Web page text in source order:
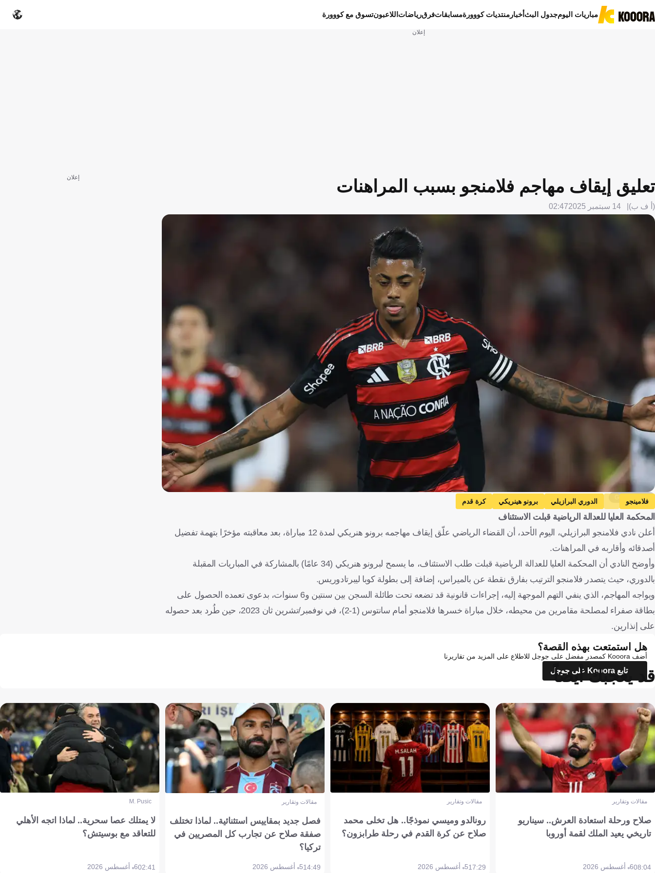
مباريات اليومجدول البثأخبار منتديات كووورةمسابقاتفرقرياضات اللاعبونتسوق مع كووورة
إعلان
تعليق إيقاف مهاجم فلامنجو بسبب المراهنات
(أ ف ب) 14 سبتمبر 2025 02:47
Getty Images
فلامينجو الدوري البرازيلي برونو هينريكي كرة قدم
المحكمة العليا للعدالة الرياضية قبلت الاستئناف
أعلن نادي فلامنجو البرازيلي، اليوم الأحد، أن القضاء الرياضي علّق إيقاف مهاجمه برونو هنريكي لمدة 12 مباراة، بعد معاقبته مؤخرًا بتهمة تفضيل
أصدقائه وأقاربه في المراهنات.
وأوضح النادي أن المحكمة العليا للعدالة الرياضية قبلت طلب الاستئناف، ما يسمح لبرونو هنريكي (34 عامًا) بالمشاركة في المباريات المقبلة
بالدوري، حيث يتصدر فلامنجو الترتيب بفارق نقطة عن بالميراس، إضافة إلى بطولة كوبا ليبرتادوريس.
ويواجه المهاجم، الذي ينفي التهم الموجهة إليه، إجراءات قانونية قد تضعه تحت طائلة السجن بين سنتين و6 سنوات، بدعوى تعمده الحصول على
بطاقة صفراء لمصلحة مقامرين من محيطه، خلال مباراة خسرها فلامنجو أمام سانتوس (1-2)، في نوفمبر/تشرين ثان 2023، حين طُرد بعد حصوله
على إنذارين.
إعلان
هل استمتعت بهذه القصة؟
أضف Kooora كمصدر مفضل على جوجل للاطلاع على المزيد من تقاريرنا
تابع Kooora على جوجل
قد يعجبك أيضاً
مقالات وتقارير
صلاح ورحلة استعادة العرش.. سيناريو
تاريخي يعيد الملك لقمة أوروبا
08:046 أغسطس 2026
مقالات وتقارير
رونالدو وميسي نموذجًا.. هل تخلى محمد
صلاح عن كرة القدم في رحلة طرابزون؟
17:295 أغسطس 2026
مقالات وتقارير
فصل جديد بمقاييس استثنائية.. لماذا تختلف
صفقة صلاح عن تجارب كل المصريين في
تركيا؟
14:495 أغسطس 2026
M. Pusic
لا يمتلك عصا سحرية.. لماذا اتجه الأهلي
للتعاقد مع بوسيتش؟
02:416 أغسطس 2026